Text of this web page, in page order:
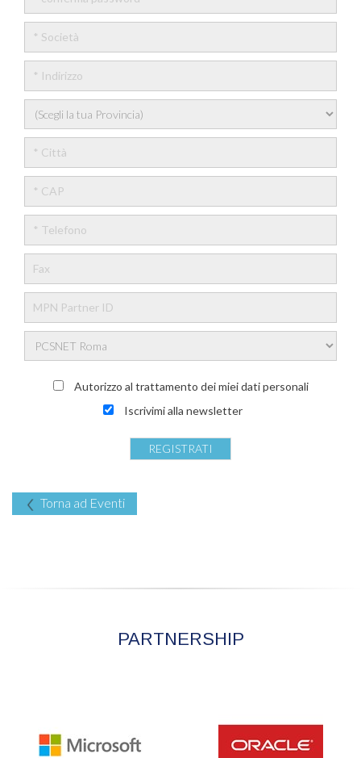
Autorizzo al trattamento dei miei dati personali
Iscrivimi alla newsletter
Torna ad Eventi
PARTNERSHIP